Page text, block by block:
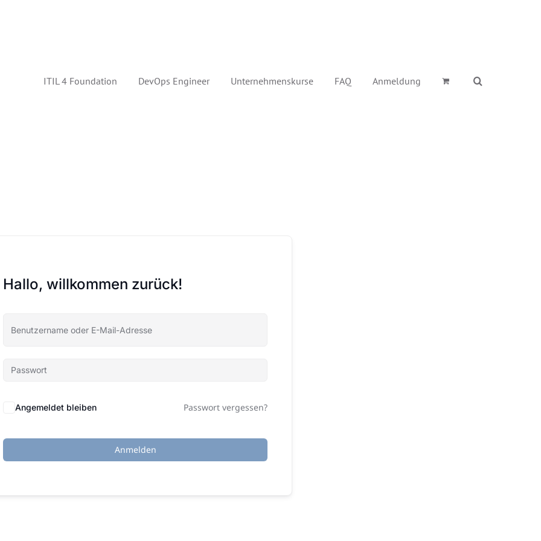
ITIL 4 Foundation DevOps Engineer Unternehmenskurse FAQ Anmeldung
Hallo, willkommen zurück!
Angemeldet bleiben Passwort vergessen?
Anmelden